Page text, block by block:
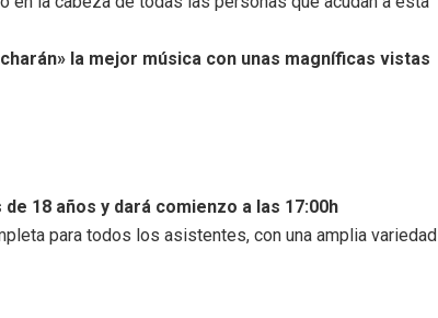
la mejor música con unas magníficas vistas
18 años y dará comienzo a las 17:00h
para todos los asistentes, con una amplia variedad